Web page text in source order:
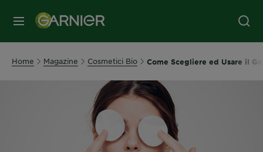
MENU
Home Magazine Cosmetici Bio Come Scegliere ed Usare il